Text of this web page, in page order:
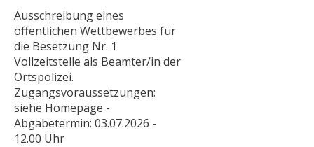
Ausschreibung eines
öffentlichen Wettbewerbes für
die Besetzung Nr. 1
Vollzeitstelle als Beamter/in der
Ortspolizei.
Zugangsvoraussetzungen:
siehe Homepage -
Abgabetermin: 03.07.2026 -
12.00 Uhr